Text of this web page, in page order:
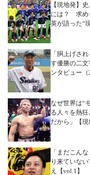
【現地発】
には？ 求め
英が語った“
「胴上げさ
す優勝の二
ンタビュー（
なぜ世界は“
る人々を熱
だから」【現
「まだこん
り来ていな
え【vol.1】